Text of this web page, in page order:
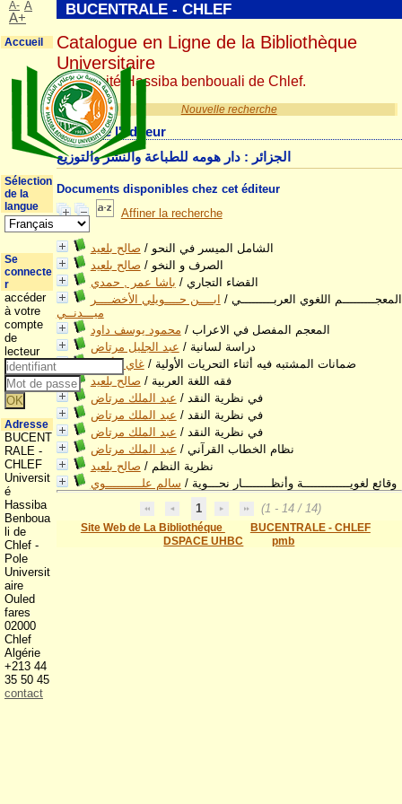
Nouvelle recherche
Détail de l'éditeur
الجزائر : دار هومه للطباعة والنشر والتوزيع
Documents disponibles chez cet éditeur
Affiner la recherche
الشامل الميسر في النحو / صالح بلعيد
الصرف و النخو / صالح بلعيد
القضاء التجاري / باشا عمر , حمدي
المعجـــــــــم اللغوي العربـــــــــي / ابــــن حــــويلي الأخضــــر
ميـــدنــي
المعجم المفصل في الاعراب / محمود يوسف داود
دراسة لسانية / عبد الجليل مرتاض
ضمانات المشتبه فيه أثناء التحريات الأولية /غاي , أحمد
فقه اللغة العربية / صالح بلعيد
في نظرية النقد / عبد الملك مرتاض
في نظرية النقد / عبد الملك مرتاض
في نظرية النقد / عبد الملك مرتاض
نظام الخطاب القرآني / عبد الملك مرتاض
نظرية النظم / صالح بلعيد
وقائع لغويـــــــــــــة وأنظــــــــار نحـــوية / سالم علــــــــــوي
1
(1 - 14 / 14)
Site Web de La Bibliothéque
BUCENTRALE - CHLEF
DSPACE UHBC
pmb
BUCENTRALE - CHLEF
Catalogue en Ligne de la Bibliothèque
Universitaire
Université Hassiba benbouali de Chlef.
A- A
A+
Accueil
Sélection
de la
langue
Se
connecte
r
accéder
à votre
compte
de
lecteur
Adresse
BUCENT
RALE -
CHLEF
Universit
é
Hassiba
Benboua
li de
Chlef -
Pole
Universit
aire
Ouled
fares
02000
Chlef
Algérie
+213 44
35 50 45
contact